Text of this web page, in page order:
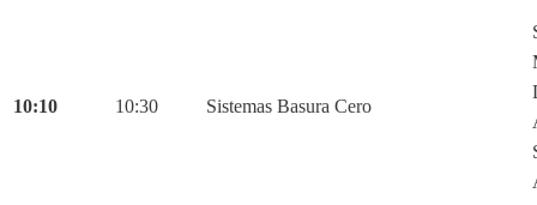
10:10 10:30 Sistemas Basura Cero